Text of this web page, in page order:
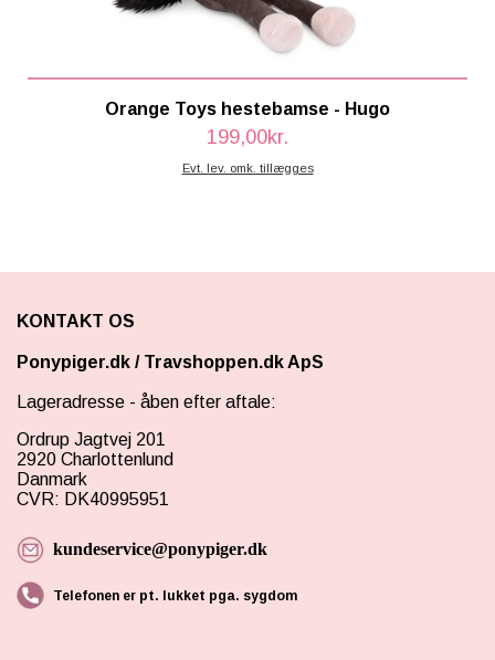
Orange Toys hestebamse - Hugo
199,00kr.
Evt. lev. omk. tillægges
KONTAKT OS
Ponypiger.dk / Travshoppen.dk ApS
Lageradresse - åben efter aftale:
Ordrup Jagtvej 201
2920 Charlottenlund
Danmark
CVR: DK40995951
kundeservice@ponypiger.dk
Telefonen er pt. lukket pga. sygdom